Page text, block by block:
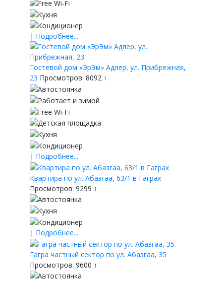
| Подробнее...
Гостевой дом «ЭрЭм» Адлер, ул. Прибрежная,
23 Просмотров: 8092 ↑
| Подробнее...
Квартира по ул. Абазгаа, 63/1 в Гаграх
Просмотров: 9299 ↑
| Подробнее...
Гагра частный сектор по ул. Абазгаа, 35
Просмотров: 9600 ↑